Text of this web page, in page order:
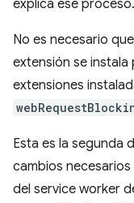
explica ese proceso.
No es necesario
extensión se instala
extensiones
Esta es la segunda
cambios
del service worker